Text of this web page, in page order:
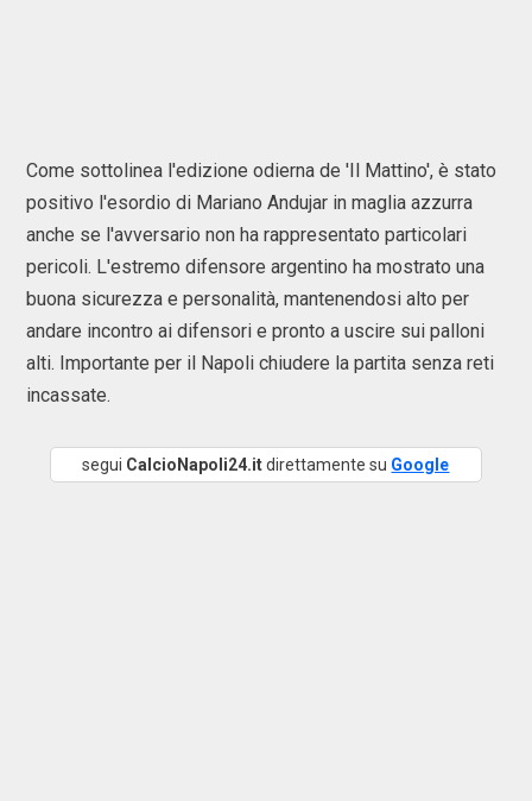
Come sottolinea l'edizione odierna de 'Il Mattino', è stato
positivo l'esordio di Mariano Andujar in maglia azzurra
anche se l'avversario non ha rappresentato particolari
pericoli. L'estremo difensore argentino ha mostrato una
buona sicurezza e personalità, mantenendosi alto per
andare incontro ai difensori e pronto a uscire sui palloni
alti. Importante per il Napoli chiudere la partita senza reti
incassate.
segui CalcioNapoli24.itdirettamente su Google